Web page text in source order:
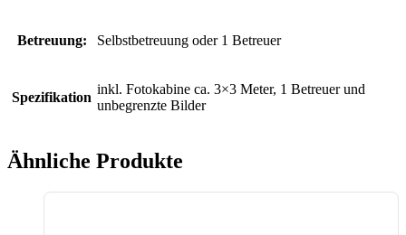
Betreuung: Selbstbetreuung oder 1 Betreuer
Spezifikation
inkl. Fotokabine ca. 3×3 Meter, 1 Betreuer und
unbegrenzte Bilder
Ähnliche Produkte